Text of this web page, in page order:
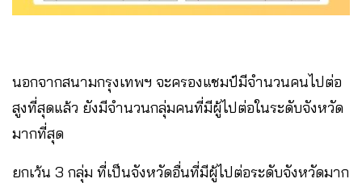
นอกจากสนามกรุงเทพฯ จะครองแชมป์มีจำนวนคนไปต่อ
สูงที่สุดแล้ว ยังมีจำนวนกลุ่มคนที่มีผู้ไปต่อในระดับจังหวัด
มากที่สุด
ยกเว้น 3 กลุ่ม ที่เป็นจังหวัดอื่นที่มีผู้ไปต่อระดับจังหวัดมาก